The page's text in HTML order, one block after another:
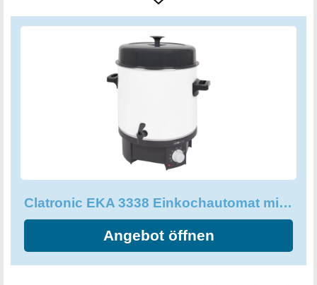
erheblich. Der eingebaute Zapfhahn ermöglicht es, die
Getränke jederzeit leicht und praktisch zu entnehmen. Ein
Einlegerost rundet das Gesamtpaket ab. Der Clatronic
EKA 3338 ist somit der perfekte Heißgetränkeautomat für
gesellige Abende, Partys und Veranstaltungen jeglicher
Clatronic EKA 3338 Einkochautomat mit Zapfhahn, 25 Liter
Angebot öffnen